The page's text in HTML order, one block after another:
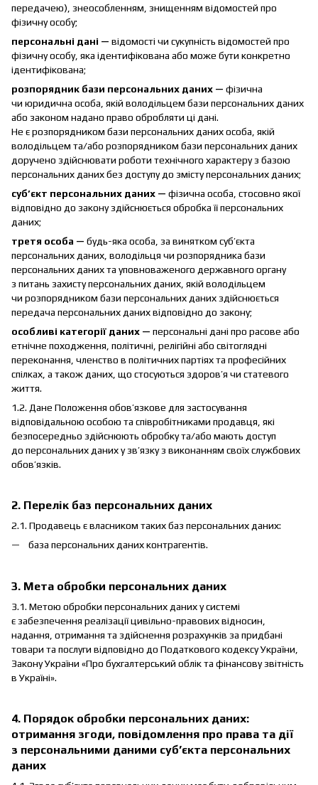
передачею), знеособленням, знищенням відомостей про
фізичну особу;
персональні дані — відомості чи сукупність відомостей про
фізичну особу, яка ідентифікована або може бути конкретно
ідентифікована;
розпорядник бази персональних даних — фізична
чи юридична особа, якій володільцем бази персональних даних
або законом надано право обробляти ці дані.
Не є розпорядником бази персональних даних особа, якій
володільцем та/або розпорядником бази персональних даних
доручено здійснювати роботи технічного характеру з базою
персональних даних без доступу до змісту персональних даних;
суб’єкт персональних даних — фізична особа, стосовно якої
відповідно до закону здійснюється обробка її персональних
даних;
третя особа — будь-яка особа, за винятком суб’єкта
персональних даних, володільця чи розпорядника бази
персональних даних та уповноваженого державного органу
з питань захисту персональних даних, якій володільцем
чи розпорядником бази персональних даних здійснюється
передача персональних даних відповідно до закону;
особливі категорії даних — персональні дані про расове або
етнічне походження, політичні, релігійні або світоглядні
переконання, членство в політичних партіях та професійних
спілках, а також даних, що стосуються здоров’я чи статевого
життя.
1.2. Дане Положення обов’язкове для застосування
відповідальною особою та співробітниками продавця, які
безпосередньо здійснюють обробку та/або мають доступ
до персональних даних у зв’язку з виконанням своїх службових
обов’язків.
2. Перелік баз персональних даних
2.1. Продавець є власником таких баз персональних даних:
база персональних даних контрагентів.
3. Мета обробки персональних даних
3.1. Метою обробки персональних даних у системі
є забезпечення реалізації цивільно-правових відносин,
надання, отримання та здійснення розрахунків за придбані
товари та послуги відповідно до Податкового кодексу України,
Закону України «Про бухгалтерський облік та фінансову звітність
в Україні».
4. Порядок обробки персональних даних:
отримання згоди, повідомлення про права та дії
з персональними даними суб’єкта персональних
даних